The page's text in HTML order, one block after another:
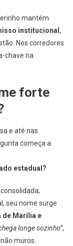
mantém
institucional ,
Nos corredores
chave na
forte
e até nas
começa a
estadual?
seu nome surge
de Marília e
longe sozinho”,
muros.